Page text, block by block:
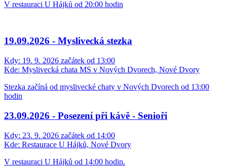
V restauraci U Hájků od 20:00 hodin
19.09.2026 - Myslivecká stezka
Kdy: 19. 9. 2026 začátek od 13:00
Kde: Myslivecká chata MS v Nových Dvorech, Nové Dvory
Stezka začíná od myslivecké chaty v Nových Dvorech od 13:00
hodin
23.09.2026 - Posezení při kávě - Senioři
Kdy: 23. 9. 2026 začátek od 14:00
Kde: Restaurace U Hájků, Nové Dvory
V restauraci U Hájků od 14:00 hodin.